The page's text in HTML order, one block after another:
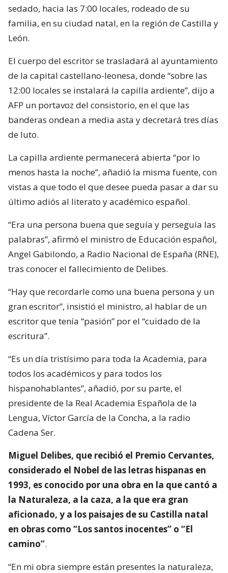
sedado, hacia las 7:00 locales, rodeado de su
familia, en su ciudad natal, en la región de Castilla y
León.
El cuerpo del escritor se trasladará al ayuntamiento
de la capital castellano-leonesa, donde “sobre las
12:00 locales se instalará la capilla ardiente”, dijo a
AFP un portavoz del consistorio, en el que las
banderas ondean a media asta y decretará tres días
de luto.
La capilla ardiente permanecerá abierta “por lo
menos hasta la noche”, añadió la misma fuente, con
vistas a que todo el que desee pueda pasar a dar su
último adiós al literato y académico español.
“Era una persona buena que seguía y perseguía las
palabras”, afirmó el ministro de Educación español,
Angel Gabilondo, a Radio Nacional de España (RNE),
tras conocer el fallecimiento de Delibes.
“Hay que recordarle como una buena persona y un
gran escritor”, insistió el ministro, al hablar de un
escritor que tenía “pasión” por el “cuidado de la
escritura”.
“Es un día tristísimo para toda la Academia, para
todos los académicos y para todos los
hispanohablantes”, añadió, por su parte, el
presidente de la Real Academia Española de la
Lengua, Víctor García de la Concha, a la radio
Cadena Ser.
Miguel Delibes, que recibió el Premio Cervantes,
considerado el Nobel de las letras hispanas en
1993, es conocido por una obra en la que cantó a
la Naturaleza, a la caza, a la que era gran
aficionado, y a los paisajes de su Castilla natal
en obras como “Los santos inocentes” o “El
camino”.
“En mi obra siempre están presentes la naturaleza,